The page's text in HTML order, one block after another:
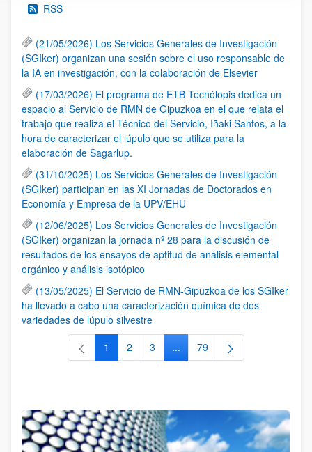
RSS
(21/05/2026) Los Servicios Generales de Investigación
(SGIker) organizan una sesión sobre el uso responsable de
la IA en investigación, con la colaboración de Elsevier
(17/03/2026) El programa de ETB Tecnólopis dedica un
espacio al Servicio de RMN de Gipuzkoa en el que relata el
trabajo que realiza el Técnico del Servicio, Iñaki Santos, a la
hora de caracterizar el lúpulo que se utiliza para la
elaboración de Sagarlup.
(31/10/2025) Los Servicios Generales de Investigación
(SGIker) participan en las XI Jornadas de Doctorados en
Economía y Empresa de la UPV/EHU
(12/06/2025) Los Servicios Generales de Investigación
(SGIker) organizan la jornada nº 28 para la discusión de
resultados de los ensayos de aptitud de análisis elemental
orgánico y análisis isotópico
(13/05/2025) El Servicio de RMN-Gipuzkoa de los SGIker
ha llevado a cabo una caracterización química de dos
variedades de lúpulo silvestre
Página
1 Página
2 Página
3 ...Páginas intermedias Use TAB
Página
79